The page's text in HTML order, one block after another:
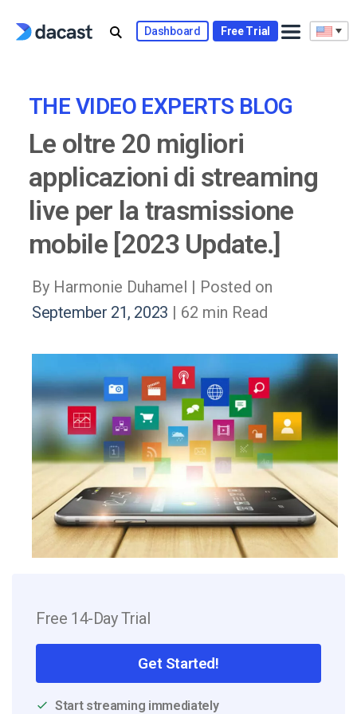
Dashboard Free Trial
THE VIDEO EXPERTS BLOG
Le oltre 20 migliori
applicazioni di streaming
live per la trasmissione
mobile [2023 Update.]
By Harmonie Duhamel | Posted on
September 21, 2023 | 62 min Read
Free 14-Day Trial
Get Started!
Start streaming immediately